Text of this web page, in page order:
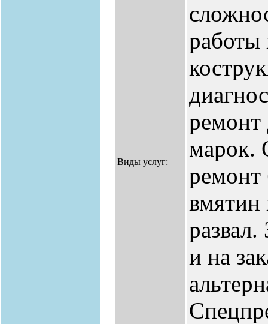
Виды услуг:
работы
ремонт
марок.
ремонт
вмятин
и на